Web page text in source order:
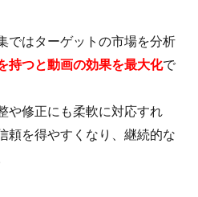
ではターゲットの市場を分析
持つと動画の効果を最大化で
や修正にも柔軟に対応すれ
頼を得やすくなり、継続的な